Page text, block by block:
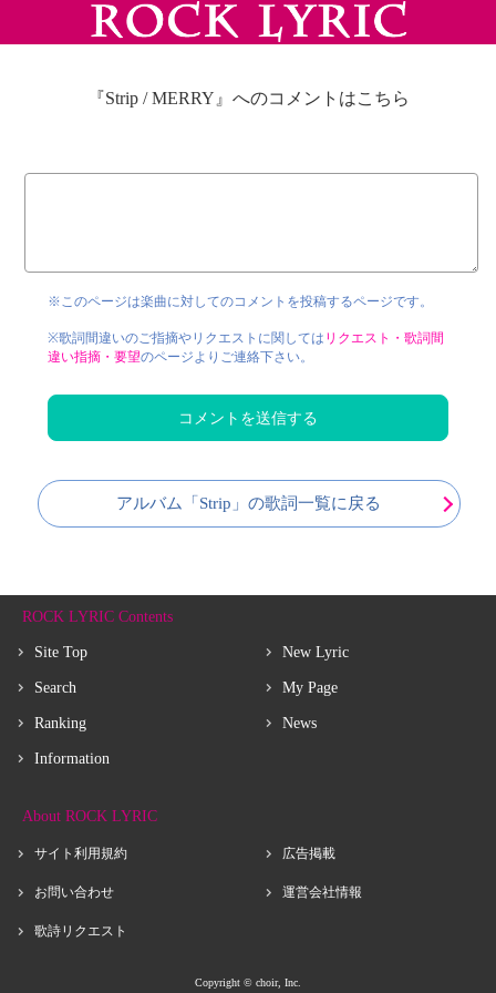
『Strip / MERRY』へのコメントはこちら
※このページは楽曲に対してのコメントを投稿するページです。
※歌詞間違いのご指摘やリクエストに関しては リクエスト・歌詞間
違い指摘・要望のページよりご連絡下さい。
コメントを送信する
アルバム「Strip」の歌詞一覧に戻る
ROCK LYRIC Contents
Site Top
Search
Ranking
Information
New Lyric
My Page
News
About ROCK LYRIC
サイト利用規約
お問い合わせ
歌詩リクエスト
広告掲載
運営会社情報
Copyright © choir, Inc.